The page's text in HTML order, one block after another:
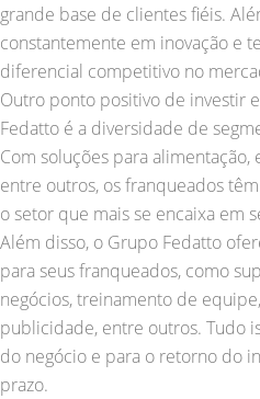
grande base de clientes fiéis.
constantemente em inovação e
diferencial competitivo no
Outro ponto positivo de investir
Fedatto é a diversidade de
Com soluções para alimentação,
entre outros, os franqueados
o setor que mais se encaixa em
Além disso, o Grupo Fedatto
para seus franqueados, como
negócios, treinamento de
publicidade, entre outros. Tudo
do negócio e para o retorno do
prazo.